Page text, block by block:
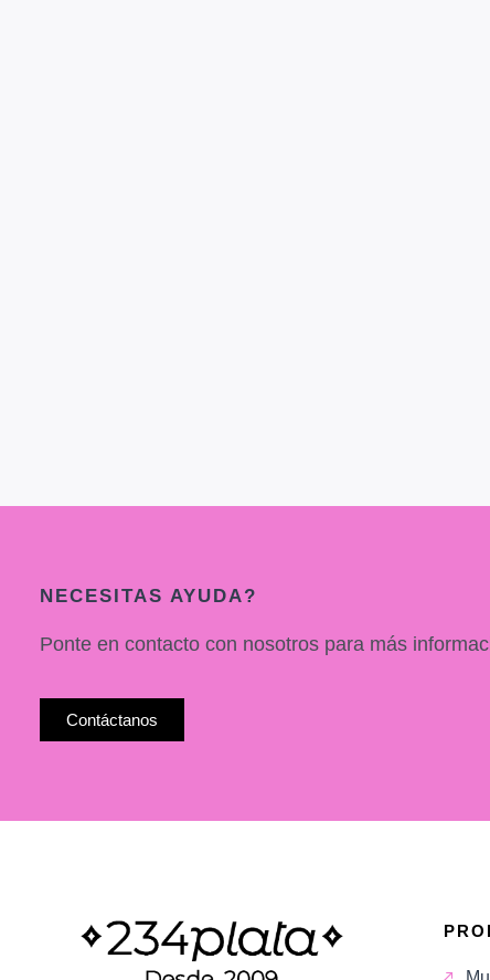
NECESITAS AYUDA?
Ponte en contacto con nosotros para más
Contáctanos